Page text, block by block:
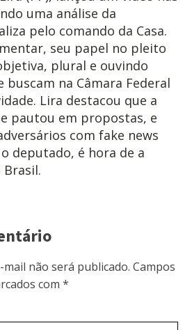
uma análise da
pelo comando da Casa.
seu papel no pleito
plural e ouvindo
buscam na Câmara Federal
Lira destacou que a
pautou em propostas, e
com fake news
deputado, é hora de a
mail não será publicado. Campos
com *